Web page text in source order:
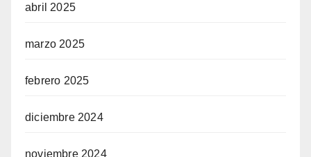
abril 2025
marzo 2025
febrero 2025
diciembre 2024
noviembre 2024